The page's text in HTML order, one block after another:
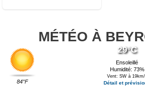
MÉTÉO À
84°F
29°C
Ensoleillé
Humidité: 73%
Vent: SW à
Détail et